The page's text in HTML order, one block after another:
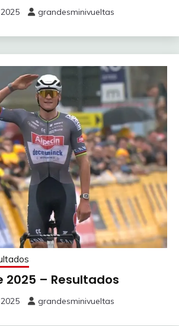
grandesminivueltas
2025 – Resultados
grandesminivueltas